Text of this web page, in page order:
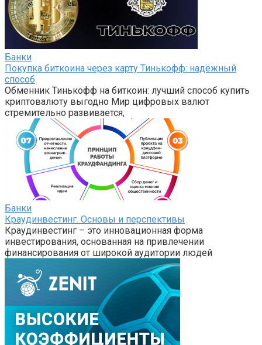
Банки
Покупка биткоина через карту Тинькофф: надёжный
способ
Обменник Тинькофф на биткоин: лучший способ купить
криптовалюту выгодно Мир цифровых валют
стремительно развивается,
Банки
Краудинвестинг. Основы и перспективы
Краудинвестинг – это инновационная форма
инвестирования, основанная на привлечении
финансирования от широкой аудитории людей